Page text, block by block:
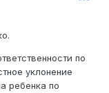
по
уклонение
ребенка по